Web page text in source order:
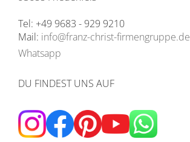
Tel: +49 9683 - 929 9210
Mail: info@franz-christ-firmengruppe.de
Whatsapp
DU FINDEST UNS AUF